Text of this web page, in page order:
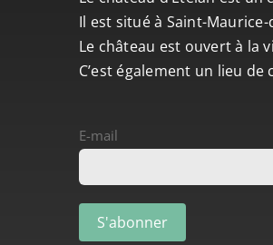
Il est situé à Saint-
Le château est ouvert à la
C’est également un lieu
E-mail